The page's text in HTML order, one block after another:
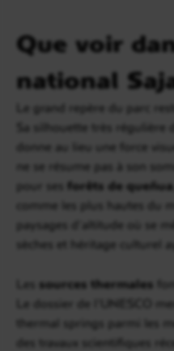
Que voir
national
Le grand repère du parc
Sa silhouette très
donne au lieu une force
ne se résume pas à son
pour ses forêts de queñua
comme les plus hautes du
paysages d’altitude où se
sèches et héritage culturel
Les sources thermales
Le dossier de l’UNESCO
thermal springs parmi les
des travaux scientifiques